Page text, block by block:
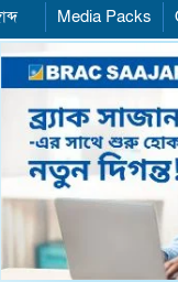
Media Packs